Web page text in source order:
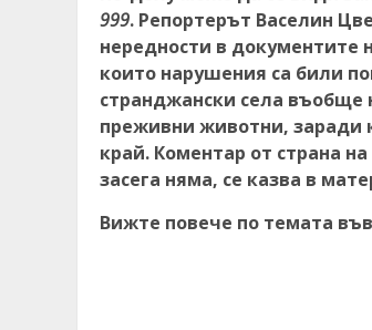
999. Репортерът Васелин
нередности в документите
които нарушения са били
странджански села въобще
преживни животни, заради
край. Коментар от страна
засега няма, се казва в
Вижте повече по темата